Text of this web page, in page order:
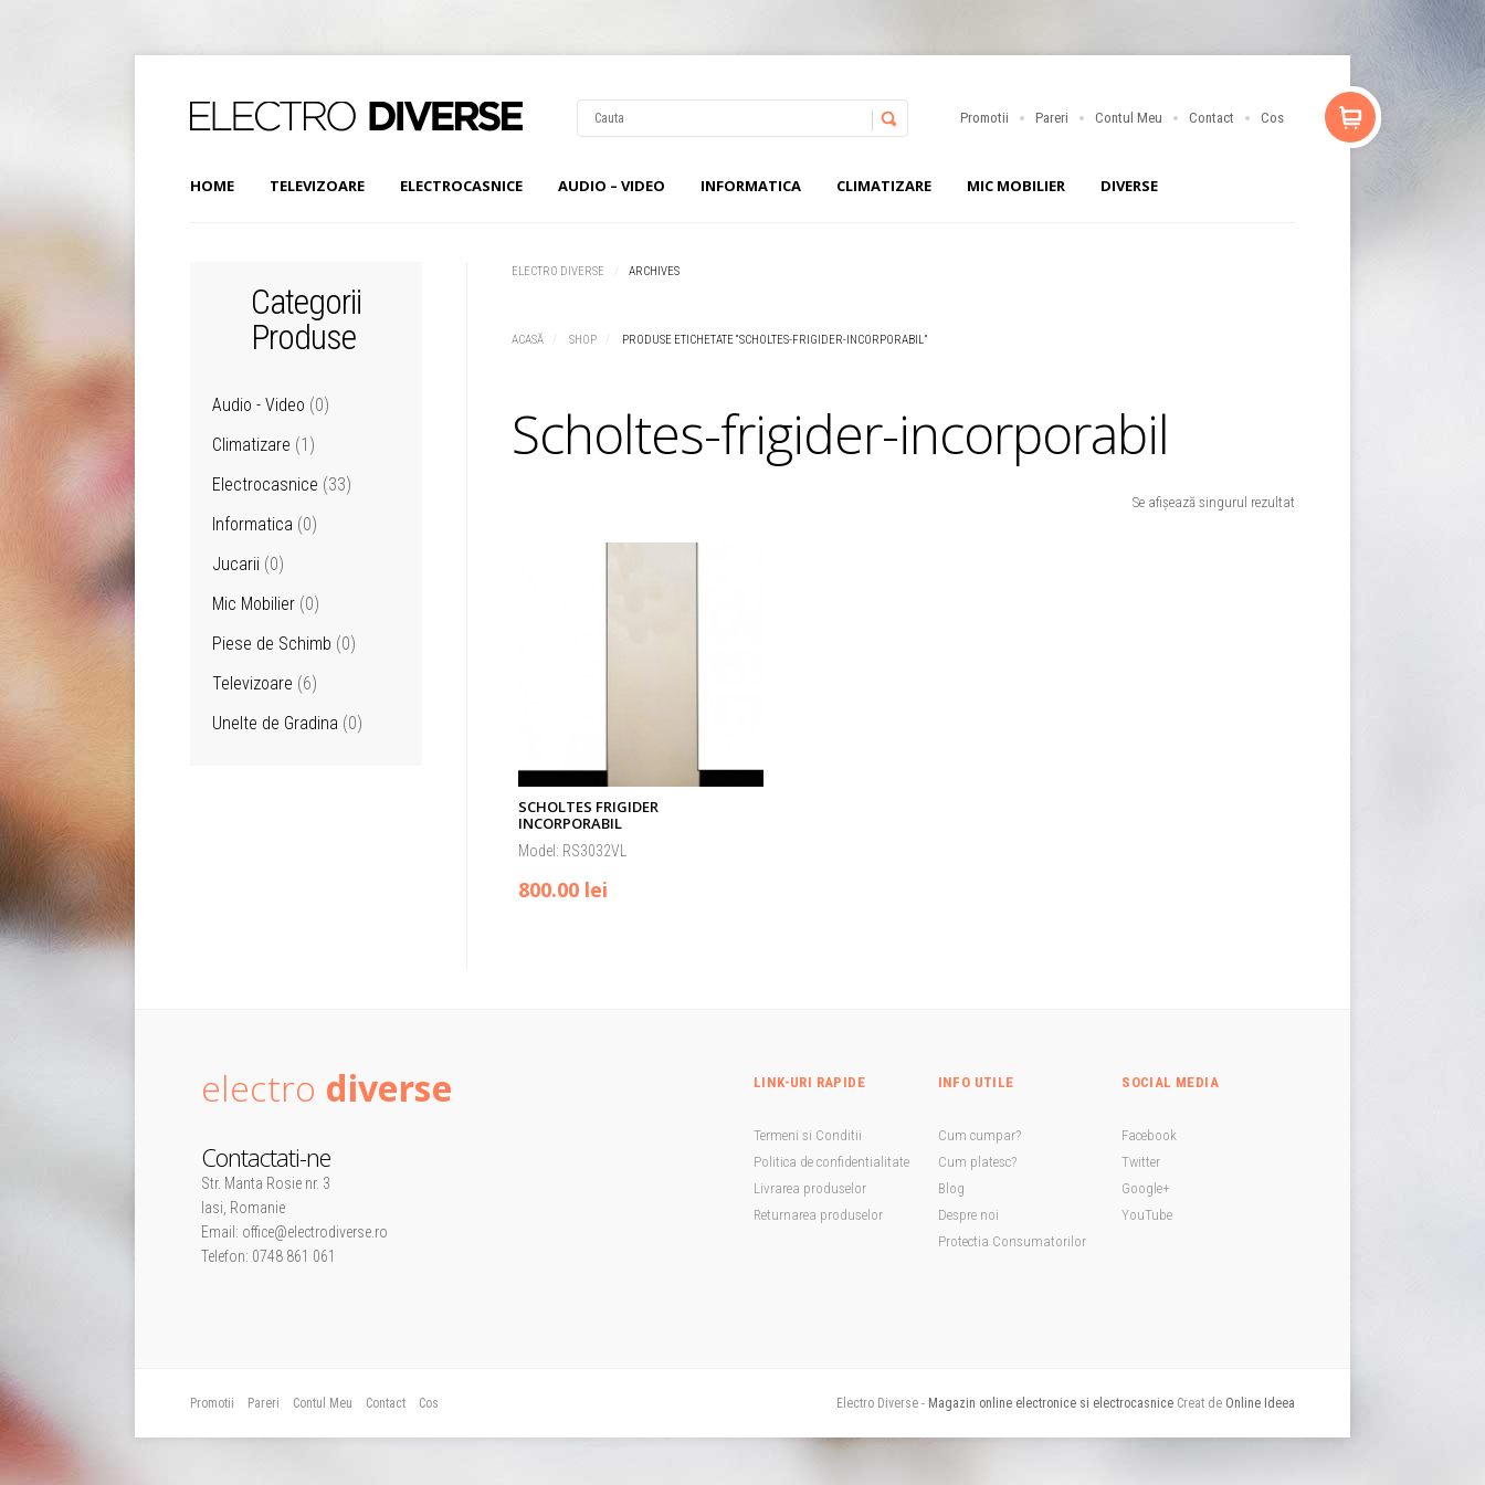
Promotii Pareri Contul Meu Contact Cos
HOME TELEVIZOARE ELECTROCASNICE AUDIO – VIDEO INFORMATICA CLIMATIZARE MIC MOBILIER DIVERSE
ELECTRO DIVERSE ARCHIVES
ACASĂ SHOP PRODUSE ETICHETATE “SCHOLTES-FRIGIDER-INCORPORABIL”
Scholtes-frigider-incorporabil
Se afișează singurul rezultat
SCHOLTES FRIGIDER
INCORPORABIL
Model: RS3032VL
800.00 lei
Categorii
Produse
Audio - Video (0)
Climatizare (1)
Electrocasnice (33)
Informatica (0)
Jucarii (0)
Mic Mobilier (0)
Piese de Schimb (0)
Televizoare (6)
Unelte de Gradina (0)
electro diverse
Contactati-ne
Str. Manta Rosie nr. 3
Iasi, Romanie
Email: office@electrodiverse.ro
Telefon: 0748 861 061
LINK-URI RAPIDE
Termeni si Conditii
Politica de confidentialitate
Livrarea produselor
Returnarea produselor
INFO UTILE
Cum cumpar?
Cum platesc?
Blog
Despre noi
Protectia Consumatorilor
SOCIAL MEDIA
Facebook
Twitter
Google+
YouTube
Promotii Pareri Contul Meu Contact Cos Electro Diverse - Magazin online electronice si electrocasnice Creat de Online Ideea